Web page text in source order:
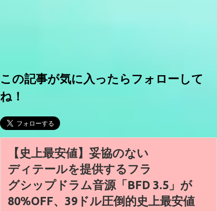
この記事が気に入ったらフォローして
ね！
【史上最安値】妥協のない
ディテールを提供するフラ
グシップドラム音源「BFD 3.5」が
80%OFF、39ドル圧倒的史上最安値